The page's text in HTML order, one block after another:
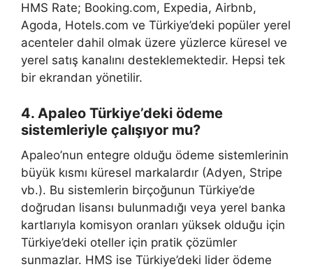
HMS Rate; Booking.com, Expedia, Airbnb,
Agoda, Hotels.com ve Türkiye’deki popüler yerel
acenteler dahil olmak üzere yüzlerce küresel ve
yerel satış kanalını desteklemektedir. Hepsi tek
bir ekrandan yönetilir.
4. Apaleo Türkiye’deki ödeme
sistemleriyle çalışıyor mu?
Apaleo’nun entegre olduğu ödeme sistemlerinin
büyük kısmı küresel markalardır (Adyen, Stripe
vb.). Bu sistemlerin birçoğunun Türkiye’de
doğrudan lisansı bulunmadığı veya yerel banka
kartlarıyla komisyon oranları yüksek olduğu için
Türkiye’deki oteller için pratik çözümler
sunmazlar. HMS ise Türkiye’deki lider ödeme